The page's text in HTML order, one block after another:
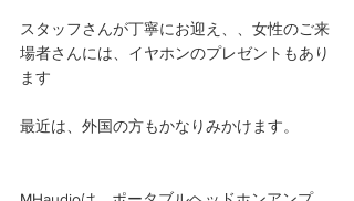
スタッフさんが丁寧にお迎え、、女性のご来
場者さんには、イヤホンのプレゼントもあり
ます
最近は、外国の方もかなりみかけます。